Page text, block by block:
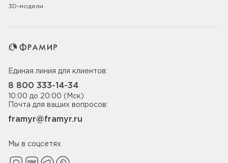
3D-модели
Единая линия для клиентов:
8 800 333-14-34
10:00 до 20:00 (Мск)
Почта для ваших вопросов:
framyr@framyr.ru
Мы в соцсетях